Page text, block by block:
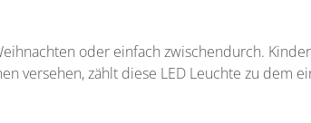
oder einfach zwischendurch.
versehen, zählt diese LED Leuchte zu dem